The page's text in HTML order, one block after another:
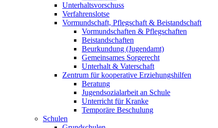
Unterhaltsvorschuss
Verfahrenslotse
Vormundschaft, Pflegschaft & Beistandschaft
Vormundschaften & Pflegschaften
Beistandschaften
Beurkundung (Jugendamt)
Gemeinsames Sorgerecht
Unterhalt & Vaterschaft
Zentrum für kooperative Erziehungshilfen
Beratung
Jugendsozialarbeit an Schule
Unterricht für Kranke
Temporäre Beschulung
Schulen